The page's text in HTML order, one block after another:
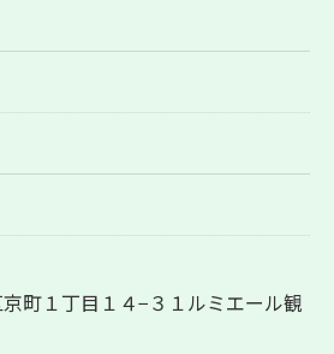
町１丁目１４−３１ルミエール観